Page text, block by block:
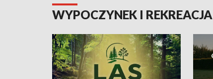
WYPOCZYNEK I REKREACJA